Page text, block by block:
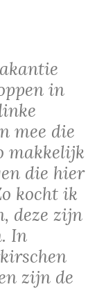
in
mee die
makkelijk
die hier
kocht ik
deze zijn
In
zijn de